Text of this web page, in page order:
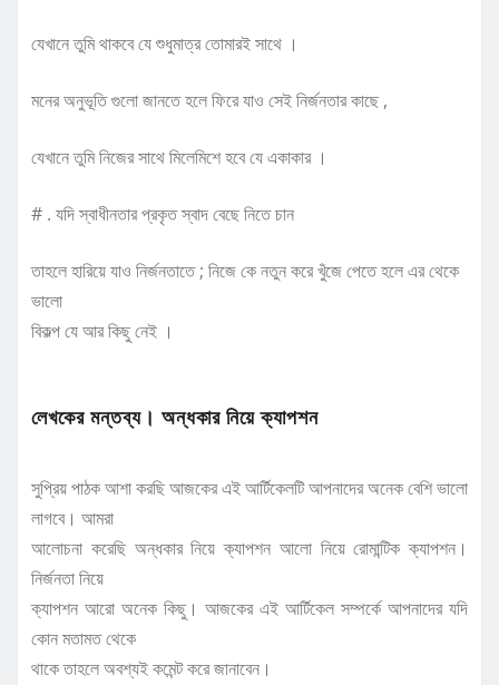
যেখানে তুমি থাকবে যে শুধুমাত্র তোমারই সাথে ।
মনের অনুভূতি গুলো জানতে হলে ফিরে যাও সেই নির্জনতার কাছে ,
যেখানে তুমি নিজের সাথে মিলেমিশে হবে যে একাকার ।
# . যদি স্বাধীনতার প্রকৃত স্বাদ বেছে নিতে চান
তাহলে হারিয়ে যাও নির্জনতাতে ; নিজে কে নতুন করে খুঁজে পেতে হলে এর থেকে
ভালো
বিকল্প যে আর কিছু নেই ।
লেখকের মন্তব্য। অন্ধকার নিয়ে ক্যাপশন
সুপ্রিয় পাঠক আশা করছি আজকের এই আর্টিকেলটি আপনাদের অনেক বেশি ভালো
লাগবে। আমরা
আলোচনা করেছি অন্ধকার নিয়ে ক্যাপশন আলো নিয়ে রোমান্টিক ক্যাপশন।
নির্জনতা নিয়ে
ক্যাপশন আরো অনেক কিছু। আজকের এই আর্টিকেল সম্পর্কে আপনাদের যদি
কোন মতামত থেকে
থাকে তাহলে অবশ্যই কমেন্ট করে জানাবেন।